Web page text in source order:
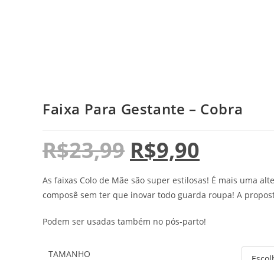
Faixa Para Gestante – Cobra
R$23,99 R$9,90
As faixas Colo de Mãe são super estilosas! É mais uma
composê sem ter que inovar todo guarda roupa! A
Podem ser usadas também no pós-parto!
TAMANHO